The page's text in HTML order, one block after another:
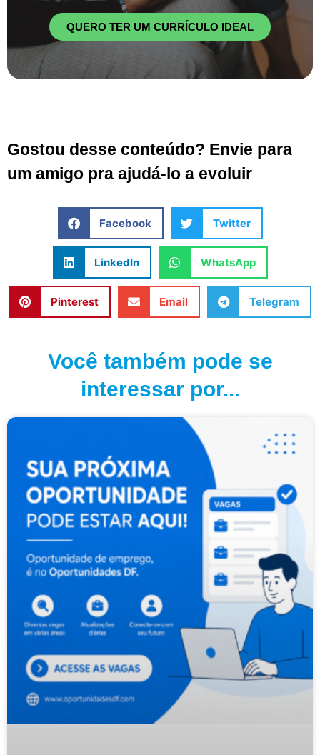
QUERO TER UM CURRÍCULO IDEAL
Gostou desse conteúdo? Envie para
um amigo pra ajudá-lo a evoluir
Facebook Twitter
LinkedIn WhatsApp
Pinterest Email Telegram
Você também pode se
interessar por...